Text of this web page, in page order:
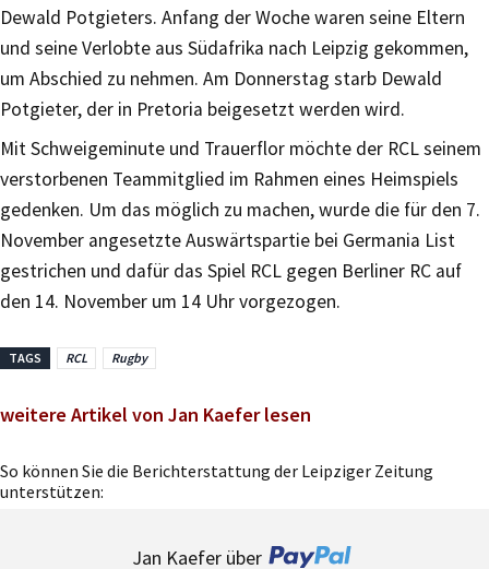
Dewald Potgieters. Anfang der Woche waren seine Eltern
und seine Verlobte aus Südafrika nach Leipzig gekommen,
um Abschied zu nehmen. Am Donnerstag starb Dewald
Potgieter, der in Pretoria beigesetzt werden wird.
Mit Schweigeminute und Trauerflor möchte der RCL seinem
verstorbenen Teammitglied im Rahmen eines Heimspiels
gedenken. Um das möglich zu machen, wurde die für den 7.
November angesetzte Auswärtspartie bei Germania List
gestrichen und dafür das Spiel RCL gegen Berliner RC auf
den 14. November um 14 Uhr vorgezogen.
TAGS RCL Rugby
weitere Artikel von Jan Kaefer lesen
So können Sie die Berichterstattung der Leipziger Zeitung
unterstützen:
Jan Kaefer über